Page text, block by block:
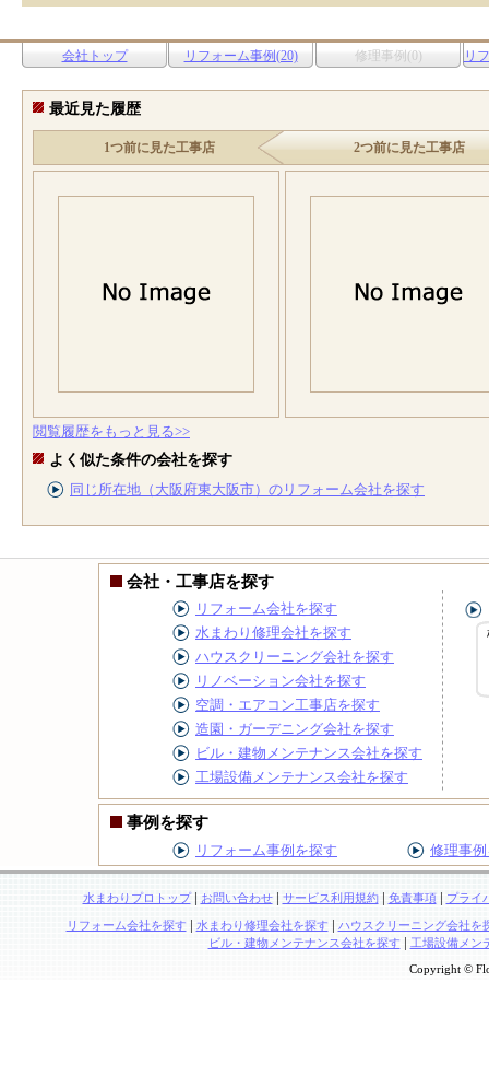
会社トップ リフォーム事例(20) 修理事例(0) リ
最近見た履歴
1つ前に見た工事店 2つ前に見た工事店
閲覧履歴をもっと見る>>
よく似た条件の会社を探す
同じ所在地（大阪府東大阪市）のリフォーム会社を探す
会社・工事店を探す
リフォーム会社を探す
水まわり修理会社を探す
ハウスクリーニング会社を探す
リノベーション会社を探す
空調・エアコン工事店を探す
造園・ガーデニング会社を探す
ビル・建物メンテナンス会社を探す
工場設備メンテナンス会社を探す
事例を探す
リフォーム事例を探す 修理事
水まわりプロトップ| お問い合わせ| サービス利用規約| 免責事項| プライ
リフォーム会社を探す | 水まわり修理会社を探す | ハウスクリーニング会社を
ビル・建物メンテナンス会社を探す| 工場設備メン
Copyright ©